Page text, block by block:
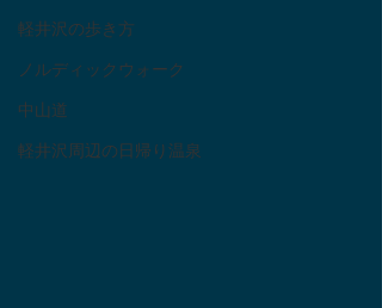
軽井沢の歩き方
ノルディックウォーク
中山道
軽井沢周辺の日帰り温泉